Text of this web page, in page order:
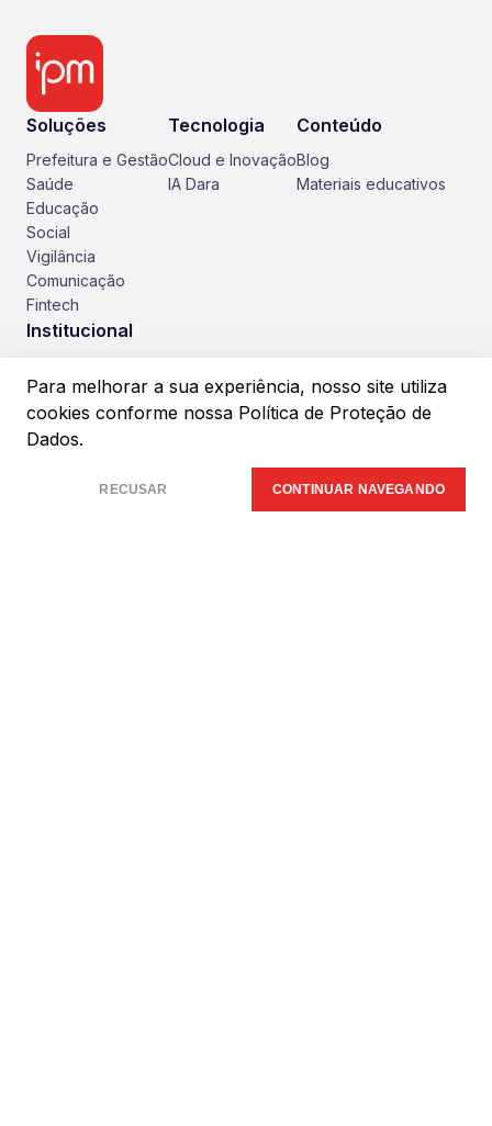
Para melhorar a sua experiência, nosso site utiliza
cookies conforme nossa Política de Proteção de
Dados.
RECUSAR CONTINUAR NAVEGANDO
Soluções
Prefeitura e Gestão
Saúde
Educação
Social
Vigilância
Comunicação
Fintech
Tecnologia
Cloud e Inovação
IA Dara
Conteúdo
Blog
Materiais educativos
Institucional
Carreiras
Eventos
Ética e Compliance
Política de Privacidade